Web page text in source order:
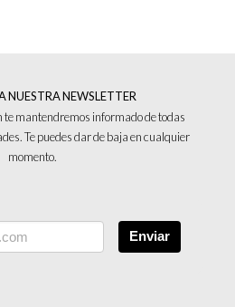
NUESTRA NEWSLETTER
te mantendremos informado de todas
Te puedes dar de baja en cualquier
momento.
Enviar